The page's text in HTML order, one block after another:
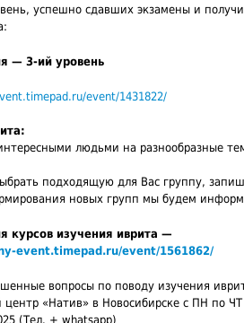
успешно сдавших экзамены и
— 3-ий уровень
event/1431822/
людьми на разнообразные
подходящую для Вас группу,
новых групп мы будем
курсов изучения иврита —
event.timepad.ru/event/1561862/
вопросы по поводу изучения
центр «Натив» в Новосибирске с ПН по
(Тел. + whatsapp)